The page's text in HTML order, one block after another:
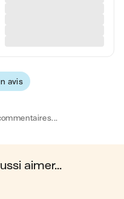
moyenne pour
votre santé,
"Charlotte au chocolat"
fibres.
avis
aimer...